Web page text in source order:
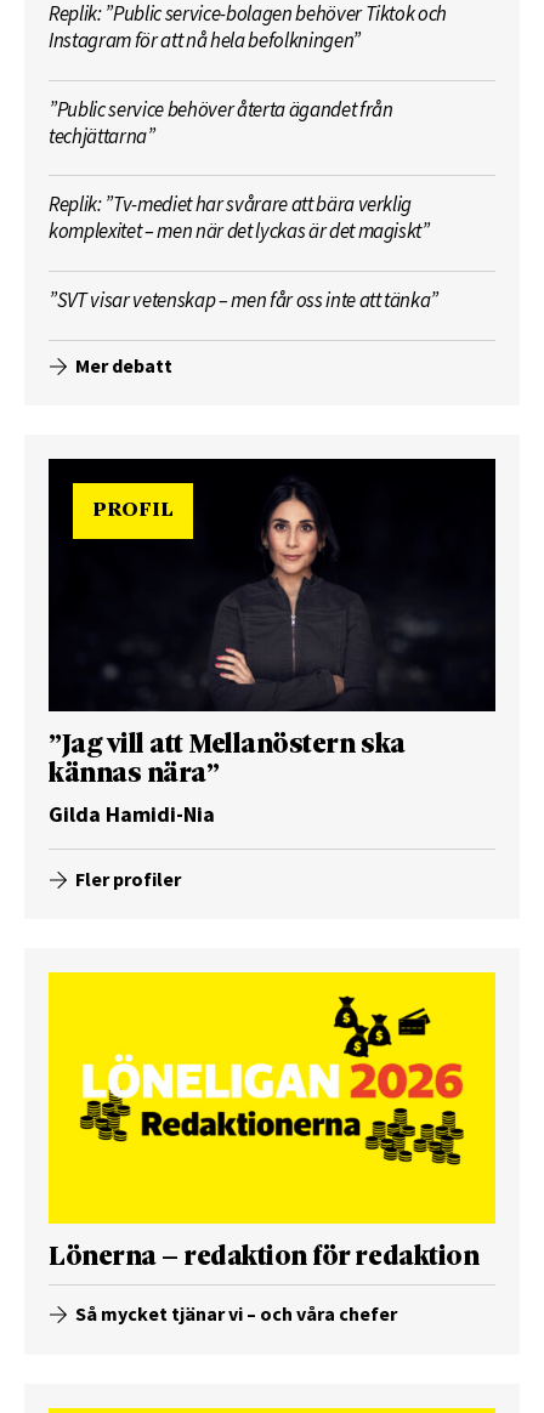
Replik: ”Public service-bolagen behöver Tiktok och
Instagram för att nå hela befolkningen”
”Public service behöver återta ägandet från
techjättarna”
Replik: ”Tv-mediet har svårare att bära verklig
komplexitet – men när det lyckas är det magiskt”
”SVT visar vetenskap – men får oss inte att tänka”
Mer debatt
PROFIL
”Jag vill att Mellanöstern ska
kännas nära”
Gilda Hamidi-Nia
Fler profiler
Lönerna – redaktion för redaktion
Så mycket tjänar vi – och våra chefer